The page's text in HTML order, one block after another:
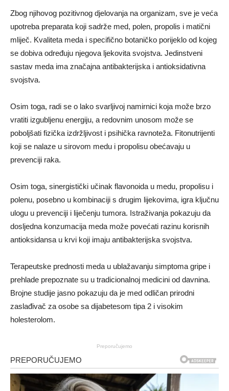
Zbog njihovog pozitivnog djelovanja na organizam, sve je veća
upotreba preparata koji sadrže med, polen, propolis i matični
mliječ. Kvaliteta meda i specifično botaničko porijeklo od kojeg
se dobiva određuju njegova ljekovita svojstva. Jedinstveni
sastav meda ima značajna antibakterijska i antioksidativna
svojstva.
Osim toga, radi se o lako svarljivoj namirnici koja može brzo
vratiti izgubljenu energiju, a redovnim unosom može se
poboljšati fizička izdržljivost i psihička ravnoteža. Fitonutrijenti
koji se nalaze u sirovom medu i propolisu obećavaju u
prevenciji raka.
Osim toga, sinergistički učinak flavonoida u medu, propolisu i
polenu, posebno u kombinaciji s drugim lijekovima, igra ključnu
ulogu u prevenciji i liječenju tumora. Istraživanja pokazuju da
dosljedna konzumacija meda može povećati razinu korisnih
antioksidansa u krvi koji imaju antibakterijska svojstva.
Terapeutske prednosti meda u ublažavanju simptoma gripe i
prehlade prepoznate su u tradicionalnoj medicini od davnina.
Brojne studije jasno pokazuju da je med odličan prirodni
zaslađivač za osobe sa dijabetesom tipa 2 i visokim
holesterolom.
Preporučujemo